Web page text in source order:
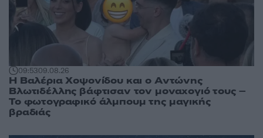
09:5309.08.26
Η Βαλέρια Χοψονίδου και ο Αντώνης
Βλωτιδέλλης βάφτισαν τον μοναχογιό τους –
Το φωτογραφικό άλμπουμ της μαγικής
βραδιάς